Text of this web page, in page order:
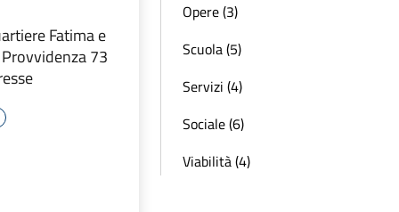
Fatima e
73
Opere (3)
Scuola (5)
Servizi (4)
Sociale (6)
Viabilità (4)